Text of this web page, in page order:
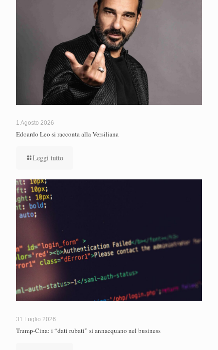
1 Agosto 2026
Edoardo Leo si racconta alla Versiliana
Leggi tutto
31 Luglio 2026
Trump-Cina: i “dati rubati” si annacquano nel business